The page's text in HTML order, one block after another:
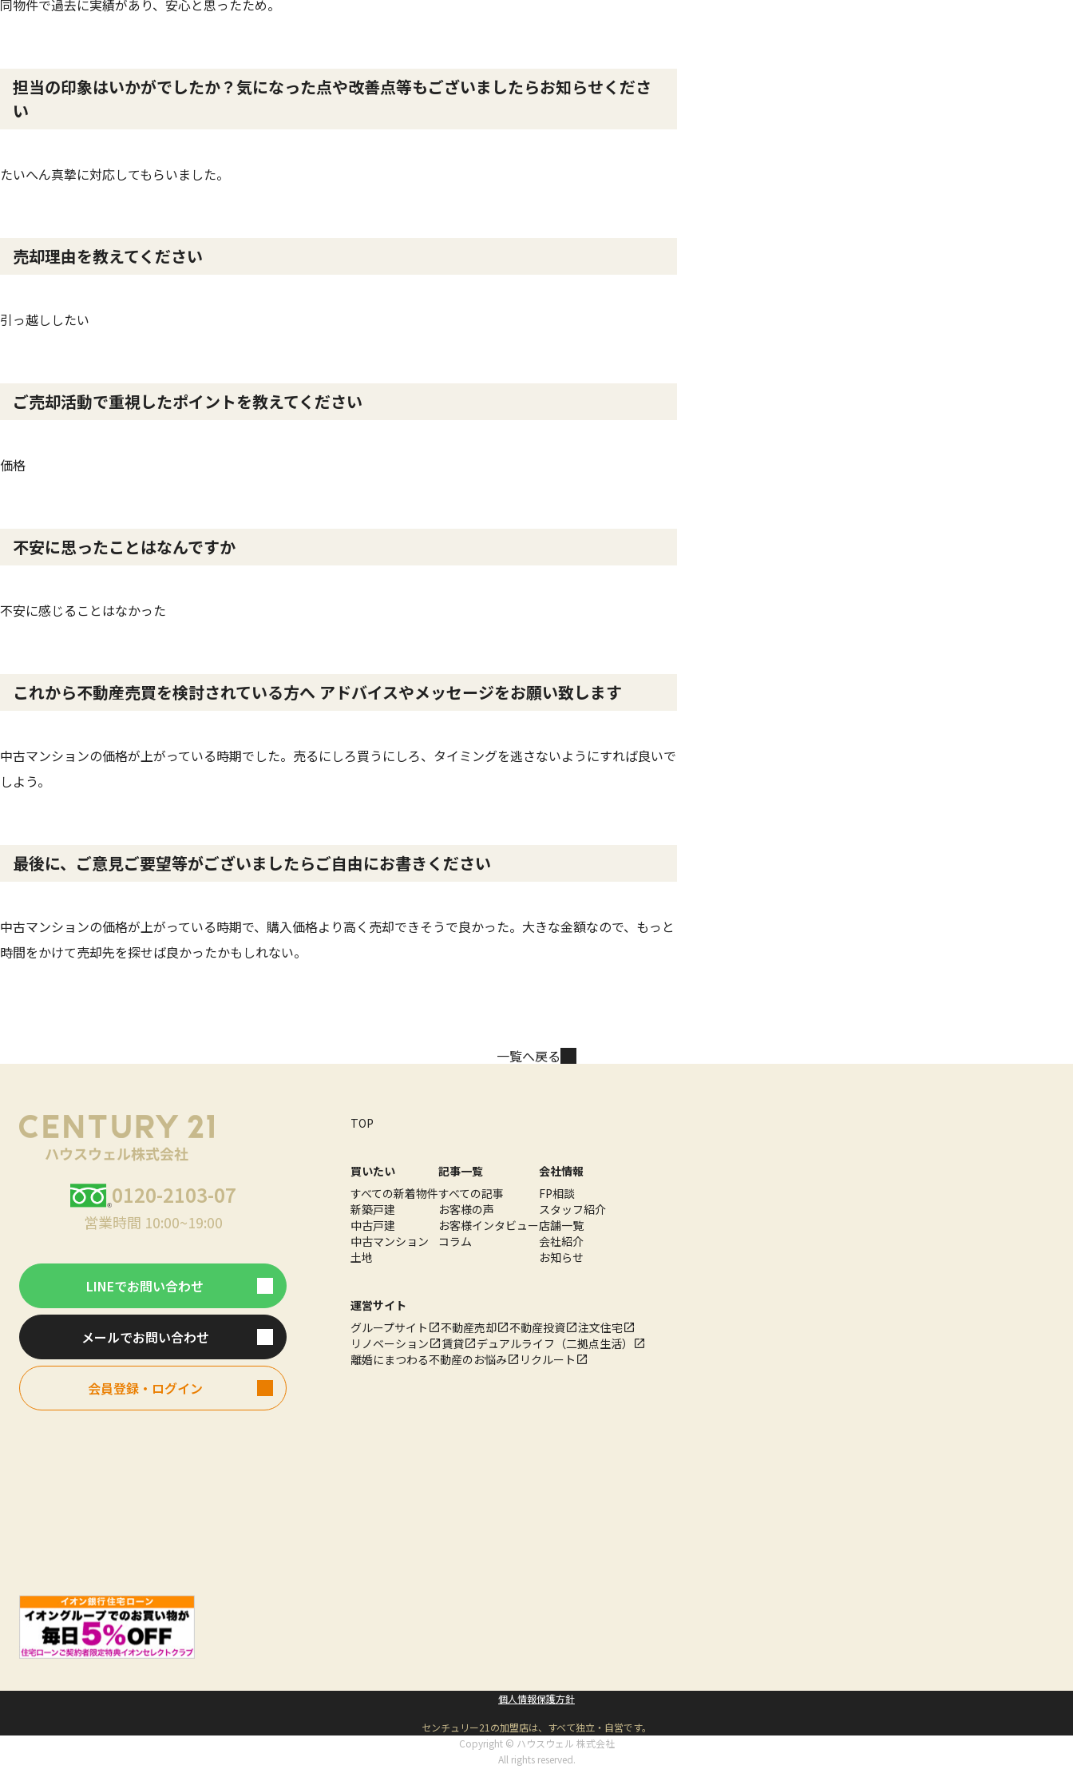
同物件で過去に実績があり、安心と思ったため。
担当の印象はいかがでしたか？気になった点や改善点等もございましたらお知らせくださ
い
たいへん真摯に対応してもらいました。
売却理由を教えてください
引っ越ししたい
ご売却活動で重視したポイントを教えてください
価格
不安に思ったことはなんですか
不安に感じることはなかった
これから不動産売買を検討されている方へ アドバイスやメッセージをお願い致します
中古マンションの価格が上がっている時期でした。売るにしろ買うにしろ、タイミングを逃さないようにすれば良いで
しよう。
最後に、ご意見ご要望等がございましたらご自由にお書きください
中古マンションの価格が上がっている時期で、購入価格より高く売却できそうで良かった。大きな金額なので、もっと
時間をかけて売却先を探せば良かったかもしれない。
一覧へ戻る
0120-2103-07
営業時間 10:00~19:00
LINEでお問い合わせ
メールでお問い合わせ
会員登録・ログイン
TOP
買いたい
すべての新着物件
新築戸建
中古戸建
中古マンション
土地
記事一覧
すべての記事
お客様の声
お客様インタビュー
コラム
会社情報
FP相談
スタッフ紹介
店舗一覧
会社紹介
お知らせ
運営サイト
グループサイト
不動産売却 不動産投資
注文住宅
リノベーション
賃貸
デュアルライフ（二拠点生活）
離婚にまつわる不動産のお悩み
リクルート
個人情報保護方針
センチュリー21の加盟店は、すべて独立・自営です。
Copyright © ハウスウェル 株式会社
All rights reserved.